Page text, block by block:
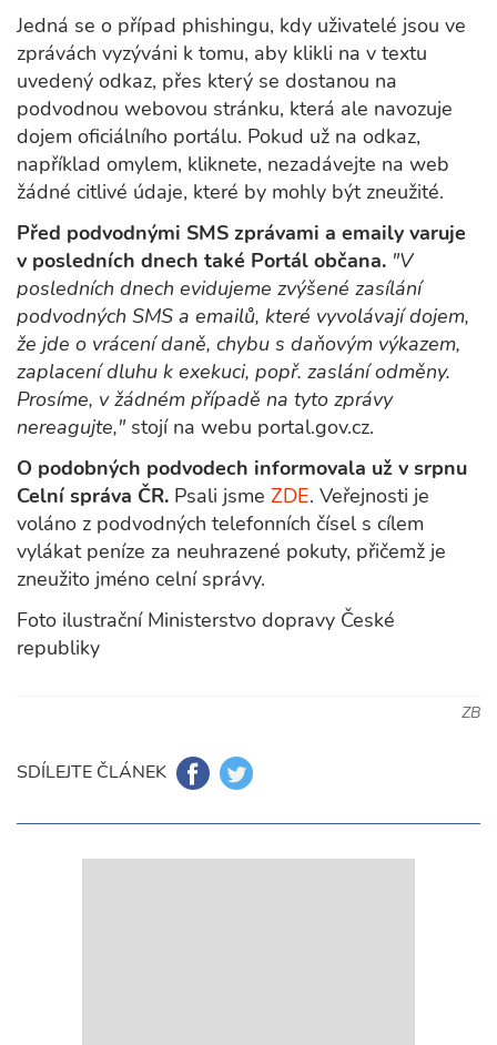
Jedná se o případ phishingu, kdy uživatelé jsou ve
zprávách vyzýváni k tomu, aby klikli na v textu
uvedený odkaz, přes který se dostanou na
podvodnou webovou stránku, která ale navozuje
dojem oficiálního portálu. Pokud už na odkaz,
například omylem, kliknete, nezadávejte na web
žádné citlivé údaje, které by mohly být zneužité.
Před podvodnými SMS zprávami a emaily varuje
v posledních dnech také Portál občana. "V
posledních dnech evidujeme zvýšené zasílání
podvodných SMS a emailů, které vyvolávají dojem,
že jde o vrácení daně, chybu s daňovým výkazem,
zaplacení dluhu k exekuci, popř. zaslání odměny.
Prosíme, v žádném případě na tyto zprávy
nereagujte," stojí na webu portal.gov.cz.
O podobných podvodech informovala už v srpnu
Celní správa ČR. Psali jsme ZDE. Veřejnosti je
voláno z podvodných telefonních čísel s cílem
vylákat peníze za neuhrazené pokuty, přičemž je
zneužito jméno celní správy.
Foto ilustrační Ministerstvo dopravy České
republiky
ZB
SDÍLEJTE ČLÁNEK